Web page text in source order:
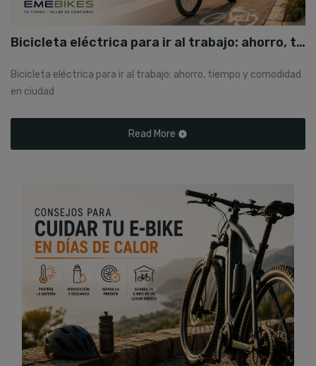
Bicicleta eléctrica para ir al trabajo: ahorro, tiempo y comodidad en ciudad
Bicicleta eléctrica para ir al trabajo: ahorro, tiempo y comodidad
en ciudad
Read More